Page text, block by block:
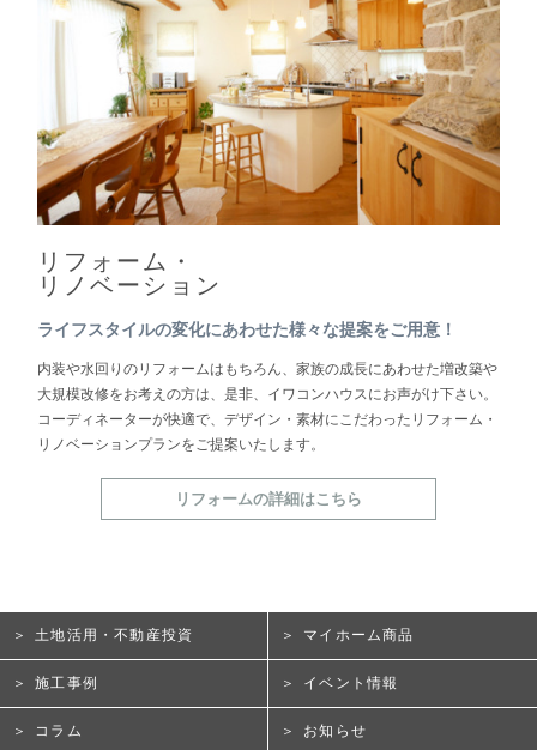
リフォーム・
リノベーション
ライフスタイルの変化にあわせた様々な提案をご用意！
内装や水回りのリフォームはもちろん、家族の成長にあわせた増改築や
大規模改修をお考えの方は、是非、イワコンハウスにお声がけ下さい。
コーディネーターが快適で、デザイン・素材にこだわったリフォーム・
リノベーションプランをご提案いたします。
リフォームの詳細はこちら
土地活用・不動産投資 マイホーム商品
施工事例 イベント情報
コラム お知らせ